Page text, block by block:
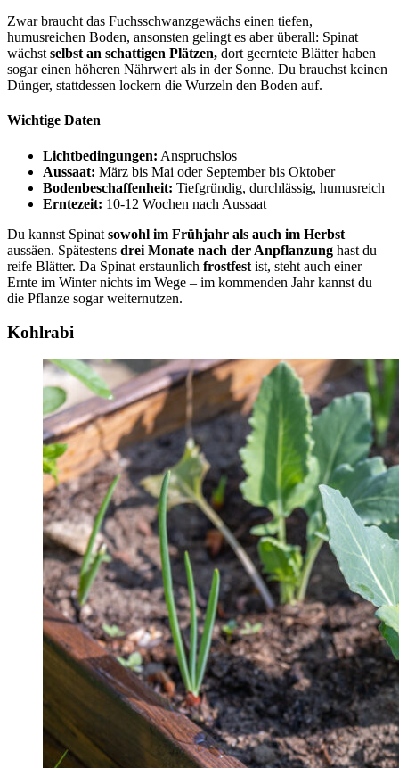
Zwar braucht das Fuchsschwanzgewächs einen tiefen,
humusreichen Boden, ansonsten gelingt es aber überall: Spinat
wächst selbst an schattigen Plätzen, dort geerntete Blätter haben
sogar einen höheren Nährwert als in der Sonne. Du brauchst keinen
Dünger, stattdessen lockern die Wurzeln den Boden auf.
Wichtige Daten
Lichtbedingungen: Anspruchslos
Aussaat: März bis Mai oder September bis Oktober
Bodenbeschaffenheit: Tiefgründig, durchlässig, humusreich
Erntezeit: 10-12 Wochen nach Aussaat
Du kannst Spinat sowohl im Frühjahr als auch im Herbst
aussäen. Spätestens drei Monate nach der Anpflanzung hast du
reife Blätter. Da Spinat erstaunlich frostfest ist, steht auch einer
Ernte im Winter nichts im Wege – im kommenden Jahr kannst du
die Pflanze sogar weiternutzen.
Kohlrabi